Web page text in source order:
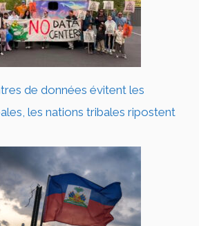
de données évitent les
les nations tribales ripostent